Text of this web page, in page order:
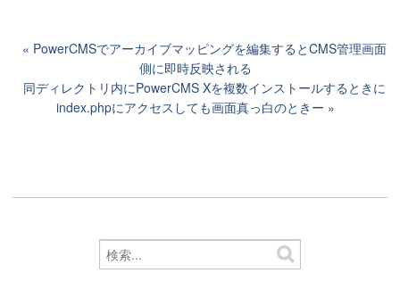
PowerCMSでアーカイブマッピングを編集するとCMS管理画面
側に即時反映される
同ディレクトリ内にPowerCMS Xを複数インストールするときに
index.phpにアクセスしても画面真っ白のときー